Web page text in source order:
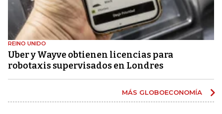
REINO UNIDO
Uber y Wayve obtienen licencias para
robotaxis supervisados ​​en Londres
MÁS GLOBOECONOMÍA